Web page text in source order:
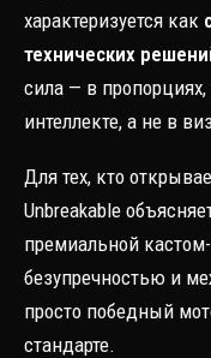
характеризуется как
технических
сила — в
интеллекте, а не в
Для тех, кто
Unbreakable
премиальной
безупречностью и
просто победный
стандарте.